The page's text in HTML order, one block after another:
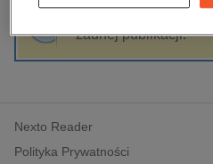
edukacja
hobby, sport, rozrywka
komputery, internet,
polityka, społeczno-
psychologiczne
żadnej publikacji.
Nexto Reader
Polityka Prywatności